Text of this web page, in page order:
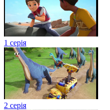
1 серія
2 серія